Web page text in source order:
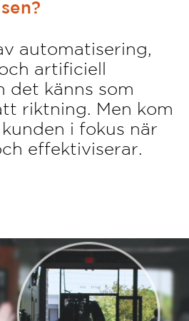
automatisering,
artificiell
det känns som
riktning. Men kom
i fokus när
effektiviserar.